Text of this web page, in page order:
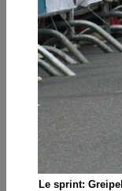
Le sprint: